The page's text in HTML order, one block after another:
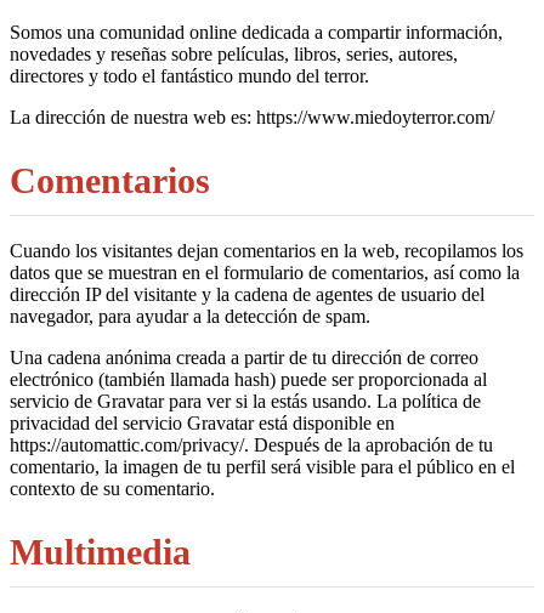
Somos una comunidad online dedicada a compartir información,
novedades y reseñas sobre películas, libros, series, autores,
directores y todo el fantástico mundo del terror.
La dirección de nuestra web es: https://www.miedoyterror.com/
Comentarios
Cuando los visitantes dejan comentarios en la web, recopilamos los
datos que se muestran en el formulario de comentarios, así como la
dirección IP del visitante y la cadena de agentes de usuario del
navegador, para ayudar a la detección de spam.
Una cadena anónima creada a partir de tu dirección de correo
electrónico (también llamada hash) puede ser proporcionada al
servicio de Gravatar para ver si la estás usando. La política de
privacidad del servicio Gravatar está disponible en
https://automattic.com/privacy/. Después de la aprobación de tu
comentario, la imagen de tu perfil será visible para el público en el
contexto de su comentario.
Multimedia